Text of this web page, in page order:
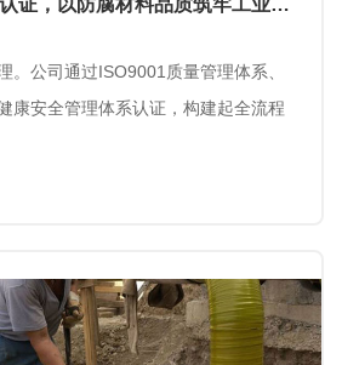
卓煌工业通过体系认证，以防腐材料品质筑牢工业安全屏障
。公司通过ISO9001质量管理体系、
康安全管理体系认证，构建起全流程